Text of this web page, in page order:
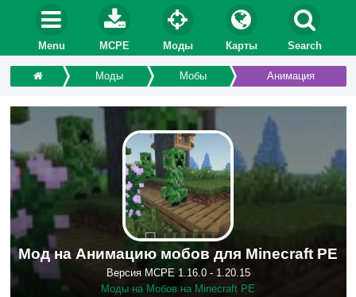
Menu MCPE Моды Карты Search
Моды Мобы Анимация
Мод на Анимацию мобов для Minecraft PE
Версия MCPE 1.16.0 - 1.20.15
Моды на Мобов на Minecraft PE